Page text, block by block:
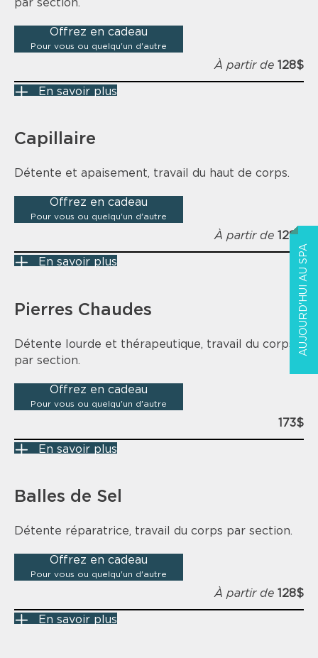
AUJOURD'HUI AU SPA
par section.
Offrez en cadeau
Pour vous ou quelqu'un d'autre
À partir de 128$
En savoir plus
Capillaire
Détente et apaisement, travail du haut de corps.
Offrez en cadeau
Pour vous ou quelqu'un d'autre
À partir de 128$
En savoir plus
Pierres Chaudes
Détente lourde et thérapeutique, travail du corps
par section.
Offrez en cadeau
Pour vous ou quelqu'un d'autre
173$
En savoir plus
Balles de Sel
Détente réparatrice, travail du corps par section.
Offrez en cadeau
Pour vous ou quelqu'un d'autre
À partir de 128$
En savoir plus